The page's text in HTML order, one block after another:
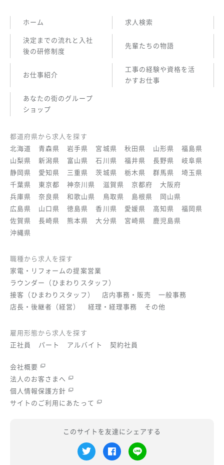
会社概要
法人のお客さまへ
個人情報保護方針
サイトのご利用にあたって
このサイトを友達にシェアする
ホーム 求人検索
決定までの流れと入社
後の研修制度
先輩たちの物語
お仕事紹介
工事の経験や資格を活
かすお仕事
あなたの街のグループ
ショップ
都道府県から求人を探す
北海道
青森県 岩手県 宮城県 秋田県 山形県
福島県
山梨県
新潟県 富山県 石川県 福井県 長野県
岐阜県
静岡県
愛知県 三重県 茨城県 栃木県 群馬県
埼玉県
千葉県
東京都 神奈川県 滋賀県 京都府
大阪府
兵庫県
奈良県 和歌山県 鳥取県 島根県
岡山県
広島県
山口県 徳島県 香川県 愛媛県 高知県
福岡県
佐賀県
長崎県 熊本県 大分県 宮崎県
鹿児島県
沖縄県
職種から求人を探す
家電・リフォームの提案営業
ラウンダー（ひまわりスタッフ）
接客（ひまわりスタッフ）
店内事務・販売
一般事務
店長・後継者（経営）
経理・経理事務 その他
雇用形態から求人を探す
正社員
パート アルバイト 契約社員